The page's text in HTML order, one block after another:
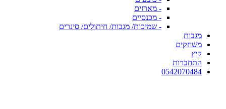
- מארזים
- מכנסיים
- שמיכות/ מגבות/ חיתולים/ סינרים
מגבות
משחקים
קיץ
התחברות
0542070484